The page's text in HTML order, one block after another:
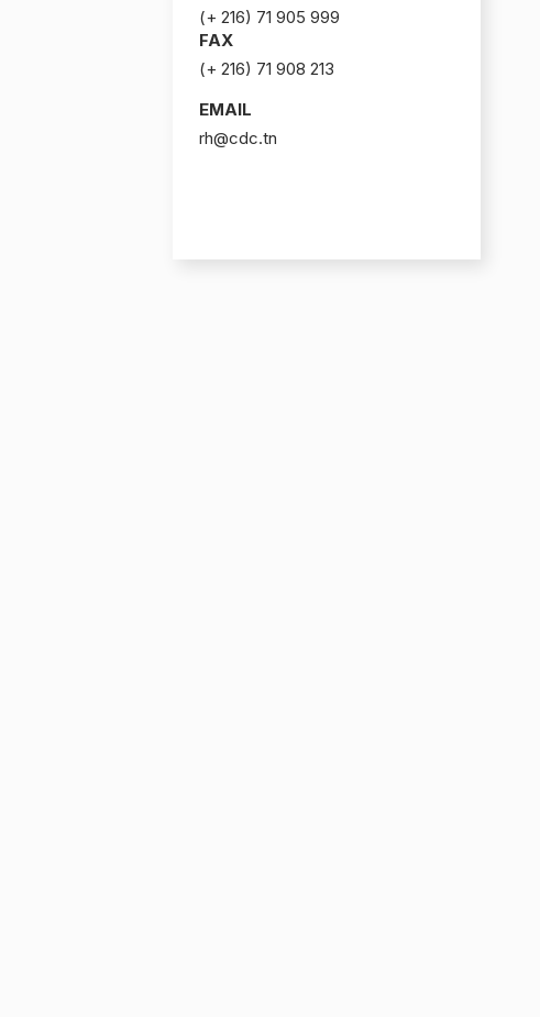
(+ 216) 71 905 999
FAX
(+ 216) 71 908 213
EMAIL
rh@cdc.tn